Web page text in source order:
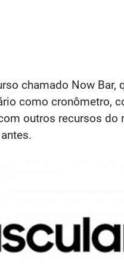
chamado Now
como cronômetro,
outros recursos